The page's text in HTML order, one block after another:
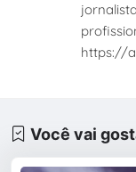
https://
Você vai